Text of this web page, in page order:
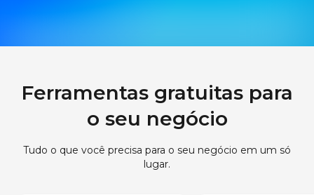
Ferramentas gratuitas para
o seu negócio
Tudo o que você precisa para o seu negócio em um só
lugar.